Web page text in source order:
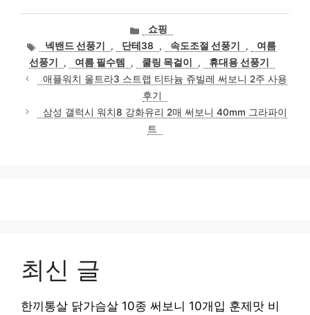
카
테
고
리
쇼핑
태
그
넥밴드 선풍기 , 단테38 , 속도조절 선풍기 ,
여름
선풍기
, 여름 필수템 , 쿨링 목걸이 ,
휴대용 선풍기
애플워치 울트라3 스트랩 티타늄 쥬빌레 써보니 2주 사용
후기
삼성 갤럭시 워치8 강화유리 2매 써보니 40mm 그라파이
트
최신 글
한끼통살 닭가슴살 10종 써보니 10개입 훈제맛 비